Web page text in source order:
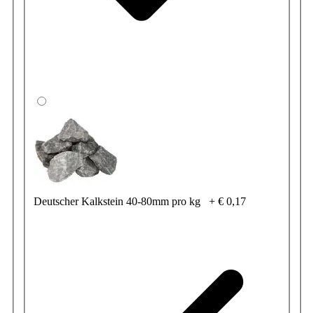
Deutscher Kalkstein 40-80mm pro kg + € 0,17